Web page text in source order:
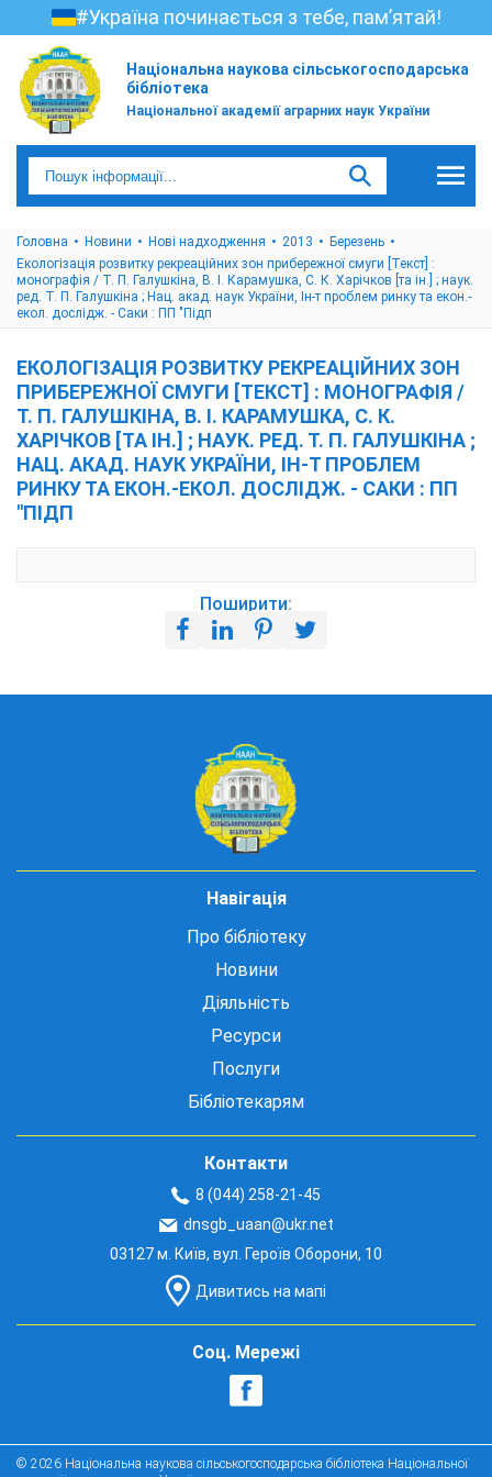
#Україна починається з тебе, пам’ятай!
Національна наукова сільськогосподарська
бібліотека
Національної академії аграрних наук України
Головна Новини Нові надходження 2013
Березень
Екологізація розвитку рекреаційних зон прибережної смуги [Текст] :
монографія / Т. П. Галушкіна, В. І. Карамушка, С. К. Харічков [та ін.] ; наук.
ред. Т. П. Галушкіна ; Нац. акад. наук України, Ін-т проблем ринку та екон.-
екол. дослідж. - Саки : ПП "Підп
ЕКОЛОГІЗАЦІЯ РОЗВИТКУ РЕКРЕАЦІЙНИХ ЗОН
ПРИБЕРЕЖНОЇ СМУГИ [ТЕКСТ] : МОНОГРАФІЯ /
Т. П. ГАЛУШКІНА, В. І. КАРАМУШКА, С. К.
ХАРІЧКОВ [ТА ІН.] ; НАУК. РЕД. Т. П. ГАЛУШКІНА ;
НАЦ. АКАД. НАУК УКРАЇНИ, ІН-Т ПРОБЛЕМ
РИНКУ ТА ЕКОН.-ЕКОЛ. ДОСЛІДЖ. - САКИ : ПП
"ПІДП
Поширити:
Навігація
Про бібліотеку
Новини
Діяльність
Ресурси
Послуги
Бібліотекарям
Контакти
8 (044) 258-21-45
dnsgb_uaan@ukr.net
03127 м. Київ, вул. Героїв Оборони, 10
Дивитись на мапі
Соц. Мережі
© 2026 Національна наукова сільськогосподарська бібліотека Національної